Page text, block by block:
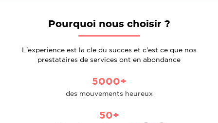
Pourquoi nous choisir ?
L'experience est la cle du succes et c'est ce que nos
prestataires de services ont en abondance
5000+
des mouvements heureux
50+